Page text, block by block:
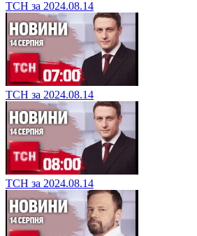
ТСН за 2024.08.14
ТСН за 2024.08.14
ТСН за 2024.08.14